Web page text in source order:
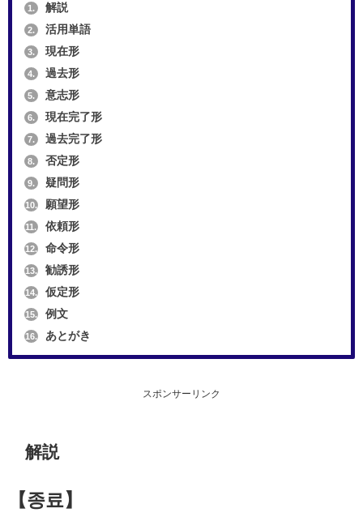
1. 解説
2. 活用単語
3. 現在形
4. 過去形
5. 意志形
6. 現在完了形
7. 過去完了形
8. 否定形
9. 疑問形
10. 願望形
11. 依頼形
12. 命令形
13. 勧誘形
14. 仮定形
15. 例文
16. あとがき
スポンサーリンク
解説
【종료】